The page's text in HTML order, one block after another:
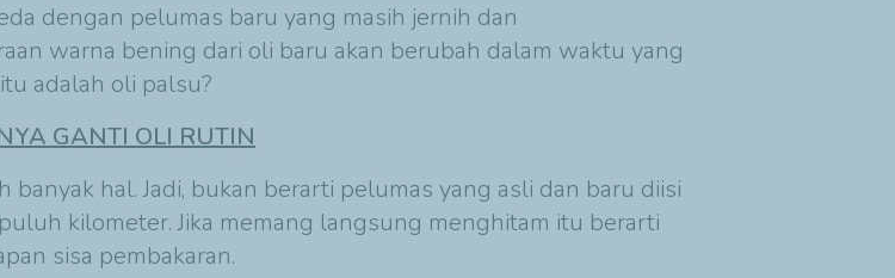
dengan pelumas baru yang masih jernih dan
warna bening dari oli baru akan berubah dalam waktu yang
adalah oli palsu?
GANTI OLI RUTIN
hal. Jadi, bukan berarti pelumas yang asli dan baru diisi
kilometer. Jika memang langsung menghitam itu berarti
sisa pembakaran.